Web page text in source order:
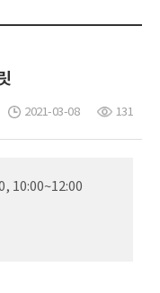
2021-03-08 131
10:00~12:00